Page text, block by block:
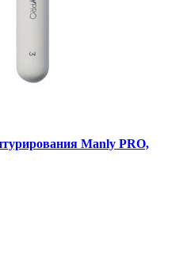
Manly PRO,